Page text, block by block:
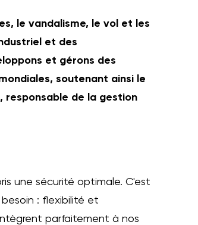
le vandalisme, le vol et les
et des
et gérons des
soutenant ainsi le
responsable de la gestion
une sécurité optimale. C'est
: flexibilité et
parfaitement à nos